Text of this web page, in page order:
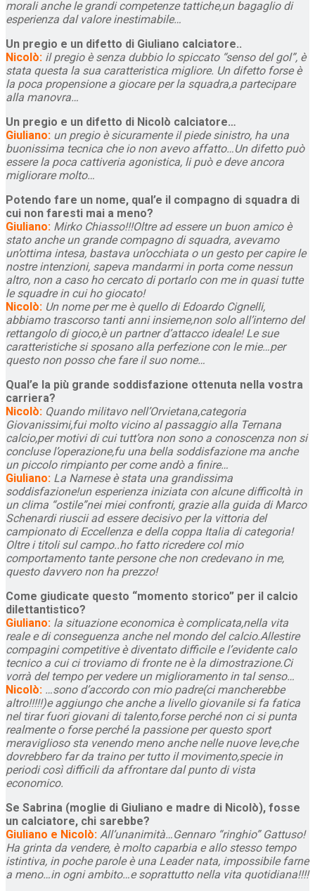
morali anche le grandi competenze tattiche,un bagaglio di
esperienza dal valore inestimabile…
Un pregio e un difetto di Giuliano calciatore..
Nicolò: il pregio è senza dubbio lo spiccato “senso del gol”, è
stata questa la sua caratteristica migliore. Un difetto forse è
la poca propensione a giocare per la squadra,a partecipare
alla manovra…
Un pregio e un difetto di Nicolò calciatore…
Giuliano: un pregio è sicuramente il piede sinistro, ha una
buonissima tecnica che io non avevo affatto…Un difetto può
essere la poca cattiveria agonistica, li può e deve ancora
migliorare molto…
Potendo fare un nome, qual’e il compagno di squadra di
cui non faresti mai a meno?
Giuliano: Mirko Chiasso!!!Oltre ad essere un buon amico è
stato anche un grande compagno di squadra, avevamo
un’ottima intesa, bastava un’occhiata o un gesto per capire le
nostre intenzioni, sapeva mandarmi in porta come nessun
altro, non a caso ho cercato di portarlo con me in quasi tutte
le squadre in cui ho giocato!
Nicolò: Un nome per me è quello di Edoardo Cignelli,
abbiamo trascorso tanti anni insieme,non solo all’interno del
rettangolo di gioco,è un partner d’attacco ideale! Le sue
caratteristiche si sposano alla perfezione con le mie…per
questo non posso che fare il suo nome…
Qual’e la più grande soddisfazione ottenuta nella vostra
carriera?
Nicolò: Quando militavo nell’Orvietana,categoria
Giovanissimi,fui molto vicino al passaggio alla Ternana
calcio,per motivi di cui tutt’ora non sono a conoscenza non si
concluse l’operazione,fu una bella soddisfazione ma anche
un piccolo rimpianto per come andò a finire…
Giuliano: La Narnese è stata una grandissima
soddisfazione!un esperienza iniziata con alcune difficoltà in
un clima “ostile”nei miei confronti, grazie alla guida di Marco
Schenardi riuscii ad essere decisivo per la vittoria del
campionato di Eccellenza e della coppa Italia di categoria!
Oltre i titoli sul campo..ho fatto ricredere col mio
comportamento tante persone che non credevano in me,
questo davvero non ha prezzo!
Come giudicate questo “momento storico” per il calcio
dilettantistico?
Giuliano: la situazione economica è complicata,nella vita
reale e di conseguenza anche nel mondo del calcio.Allestire
compagini competitive è diventato difficile e l’evidente calo
tecnico a cui ci troviamo di fronte ne è la dimostrazione.Ci
vorrà del tempo per vedere un miglioramento in tal senso…
Nicolò: …sono d’accordo con mio padre(ci mancherebbe
altro!!!!!)e aggiungo che anche a livello giovanile si fa fatica
nel tirar fuori giovani di talento,forse perché non ci si punta
realmente o forse perché la passione per questo sport
meraviglioso sta venendo meno anche nelle nuove leve,che
dovrebbero far da traino per tutto il movimento,specie in
periodi così difficili da affrontare dal punto di vista
economico.
Se Sabrina (moglie di Giuliano e madre di Nicolò), fosse
un calciatore, chi sarebbe?
Giuliano e Nicolò: All’unanimità…Gennaro “ringhio” Gattuso!
Ha grinta da vendere, è molto caparbia e allo stesso tempo
istintiva, in poche parole è una Leader nata, impossibile farne
a meno…in ogni ambito…e soprattutto nella vita quotidiana!!!!